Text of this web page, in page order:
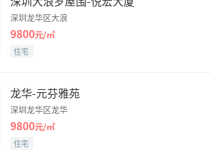
深圳龙华区大浪
9800元/㎡
住宅
龙华-元芬雅苑
深圳龙华区龙华
9800元/㎡
住宅